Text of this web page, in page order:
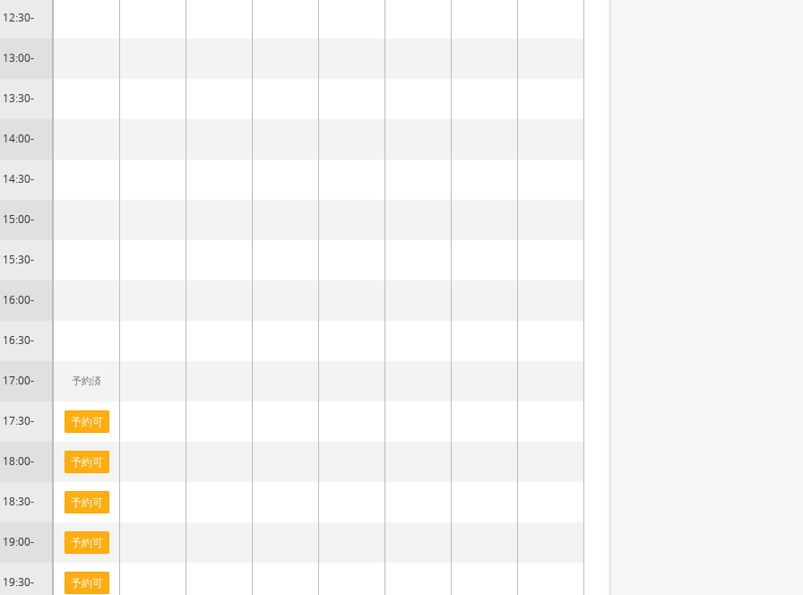
12:30-
13:00-
13:30-
14:00-
14:30-
15:00-
15:30-
16:00-
16:30-
17:00-
17:30-
18:00-
18:30-
19:00-
19:30-
予約済
予約可
予約可
予約可
予約可
予約可